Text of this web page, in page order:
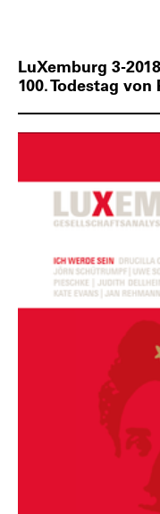
LuXemburg 3-
100. Todestag